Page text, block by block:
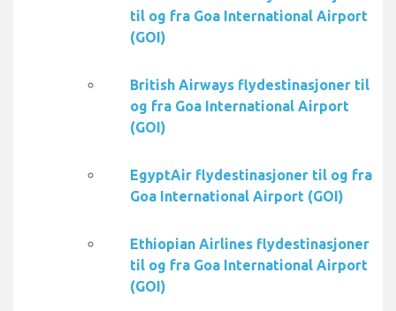
til og fra Goa International Airport
(GOI)
British Airways flydestinasjoner til
og fra Goa International Airport
(GOI)
EgyptAir flydestinasjoner til og fra
Goa International Airport (GOI)
Ethiopian Airlines flydestinasjoner
til og fra Goa International Airport
(GOI)